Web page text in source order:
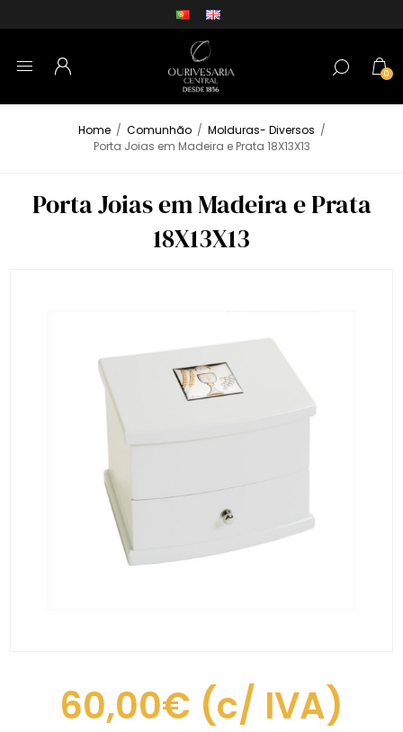
0
Home / Comunhão / Molduras- Diversos /
Porta Joias em Madeira e Prata 18X13X13
Porta Joias em Madeira e Prata
18X13X13
60,00€ (c/ IVA)